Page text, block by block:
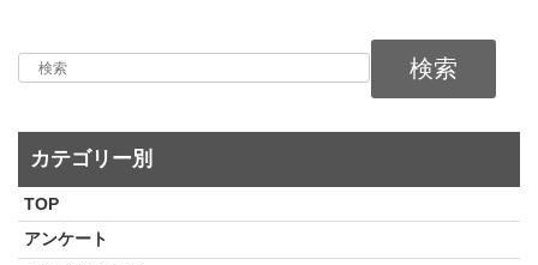
検索
カテゴリー別
TOP
アンケート